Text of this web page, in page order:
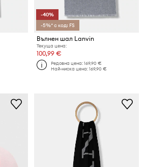
-40%
-5%* с код: FS
Вълнен шал Lanvin
Текуща цена:
100,99 €
Редовна цена:169,90 €
Най-ниска цена:169,90 €